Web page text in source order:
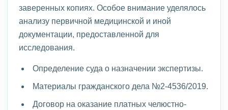
заверенных копиях. Особое внимание уделялось
анализу первичной медицинской и иной
документации, предоставленной для
исследования.
Определение суда о назначении экспертизы.
Материалы гражданского дела №2-4536/2019.
Договор на оказание платных челюстно-